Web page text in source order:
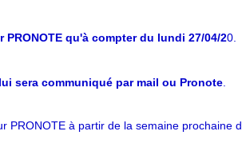
PRONOTE qu'à compter du lundi 27/04/20.
sera communiqué par mail ou Pronote
à partir de la semaine prochaine